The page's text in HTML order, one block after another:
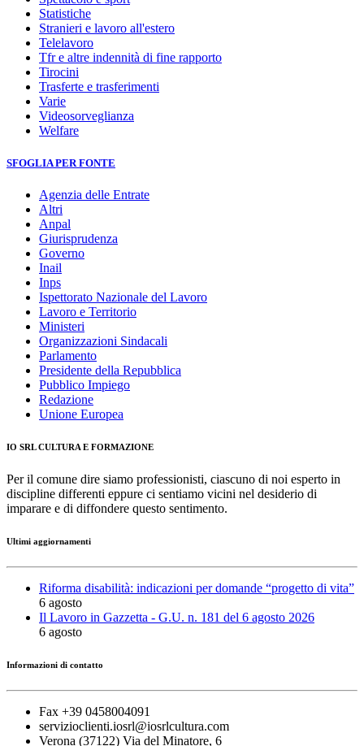
Statistiche
Stranieri e lavoro all'estero
Telelavoro
Tfr e altre indennità di fine rapporto
Tirocini
Trasferte e trasferimenti
Varie
Videosorveglianza
Welfare
SFOGLIA PER FONTE
Agenzia delle Entrate
Altri
Anpal
Giurisprudenza
Governo
Inail
Inps
Ispettorato Nazionale del Lavoro
Lavoro e Territorio
Ministeri
Organizzazioni Sindacali
Parlamento
Presidente della Repubblica
Pubblico Impiego
Redazione
Unione Europea
IO SRL CULTURA E FORMAZIONE
Per il comune dire siamo professionisti, ciascuno di noi esperto in
discipline differenti eppure ci sentiamo vicini nel desiderio di
imparare e di diffondere questo sentimento.
Ultimi aggiornamenti
Riforma disabilità: indicazioni per domande “progetto di vita”
6 agosto
Il Lavoro in Gazzetta - G.U. n. 181 del 6 agosto 2026
6 agosto
Informazioni di contatto
Fax +39 0458004091
servizioclienti.iosrl@iosrlcultura.com
Verona (37122) Via del Minatore, 6